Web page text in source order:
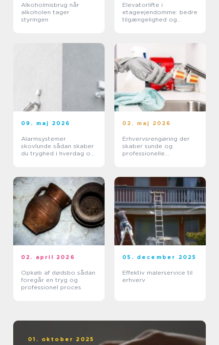
Alkoholmisbrug når
alkoholen tager
styringen
Elevatorlifte i
etageejendomme: bedre
tilgængelighed og
09. maj 2026
Alarmsystemer
skovlunde sådan skaber
du tryghed i hverdag og
02. maj 2026
Erhvervsrengøring der
skaber sunde og
professionelle
02. april 2026
Opkøb af dødsbo sådan
foregår en tryg og
professionel proces
05. december 2025
Effektiv malerservice til
erhverv
01. oktober 2025